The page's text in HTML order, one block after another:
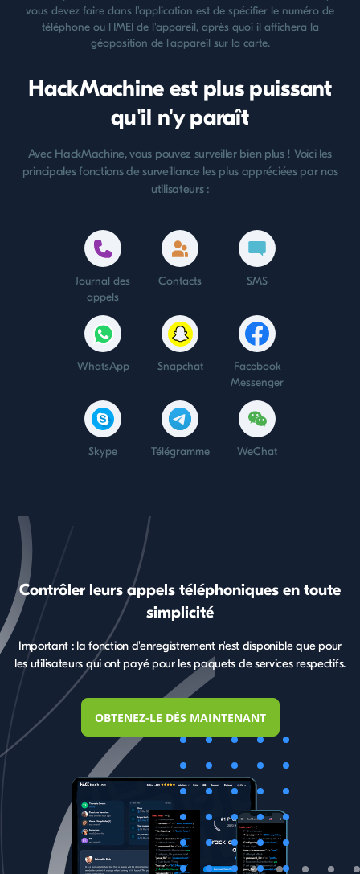
vous devez faire dans l'application est de spécifier le numéro de
téléphone ou l'IMEI de l'appareil, après quoi il affichera la
géoposition de l'appareil sur la carte.
HackMachine est plus puissant
qu'il n'y paraît
Avec HackMachine, vous pouvez surveiller bien plus ! Voici les
principales fonctions de surveillance les plus appréciées par nos
utilisateurs :
Journal des
appels
Contacts SMS
WhatsApp Snapchat
Facebook
Messenger
Skype Télégramme WeChat
Instagram
Position GPS
actuelle
Suivre la
géolocalisation
de l'iPhone
Contrôler leurs appels téléphoniques en toute
simplicité
Important : la fonction d'enregistrement n'est disponible que pour
les utilisateurs qui ont payé pour les paquets de services respectifs.
OBTENEZ-LE DÈS MAINTENANT